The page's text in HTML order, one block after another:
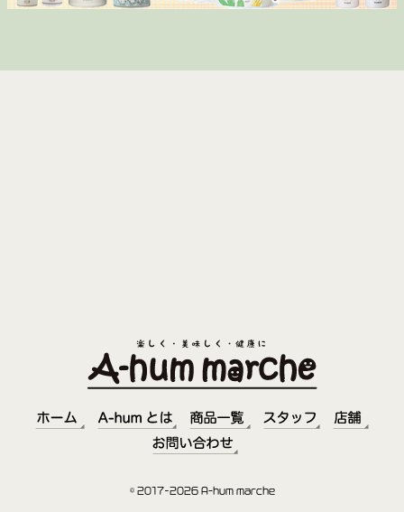
© 2017–2026 A-hum marche